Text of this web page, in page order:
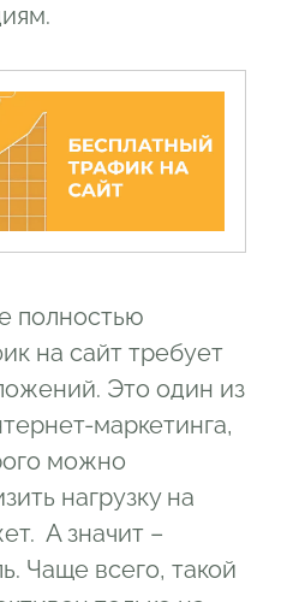
тематики
сервисы вопросов
на другие
для накрутки
бесплатно
полностью
на сайт требует
Это один из
маркетинга,
можно
нагрузку на
А значит –
Чаще всего, такой